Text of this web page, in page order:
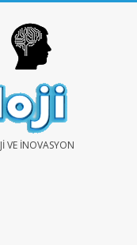
VE İNOVASYON